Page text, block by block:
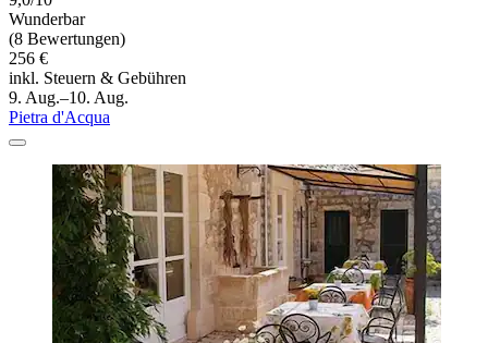
Wunderbar
(8 Bewertungen)
256 €
inkl. Steuern & Gebühren
9. Aug.–10. Aug.
Pietra d'Acqua